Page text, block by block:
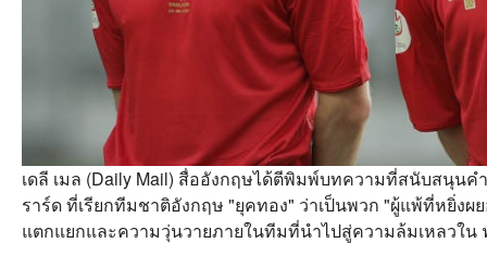
เดลี เมล (Daily Mail) สื่ออังกฤษได้ตีพิมพ์บทความที่สนับสนุนค
ราร์ด ที่เรียกทีมชาติอังกฤษ "ยุคทอง" ว่าเป็นพวก "ผู้แพ้ที่หยิ่งผ
แตกแยกและความวุ่นวายภายในทีมที่นำไปสู่ความล้มเหลวใน